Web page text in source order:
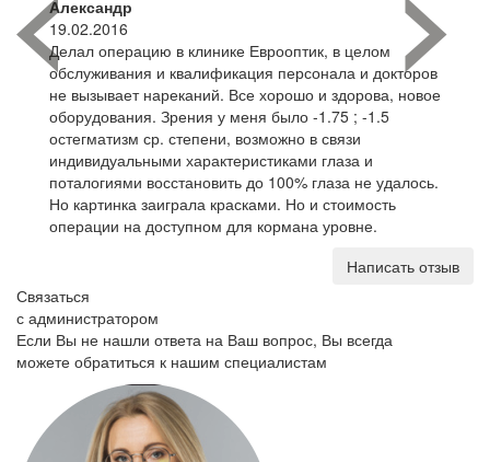
Александр
19.02.2016
Делал операцию в клинике Еврооптик, в целом
обслуживания и квалификация персонала и докторов
не вызывает нареканий. Все хорошо и здорова, новое
оборудования. Зрения у меня было -1.75 ; -1.5
остегматизм ср. степени, возможно в связи
индивидуальными характеристиками глаза и
поталогиями восстановить до 100% глаза не удалось.
Но картинка заиграла красками. Но и стоимость
операции на доступном для кормана уровне.
Написать отзыв
Связаться
с администратором
Если Вы не нашли ответа на Ваш вопрос, Вы всегда
можете обратиться к нашим специалистам